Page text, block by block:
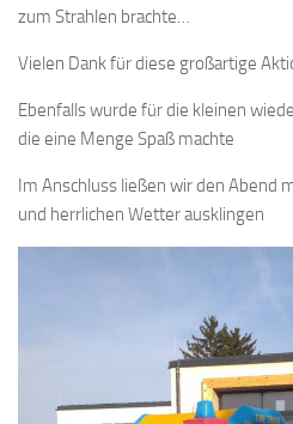
zum Strahlen brachte…
Vielen Dank für diese großartige
Ebenfalls wurde für die kleinen
die eine Menge Spaß machte
Im Anschluss ließen wir den Abend
und herrlichen Wetter ausklingen